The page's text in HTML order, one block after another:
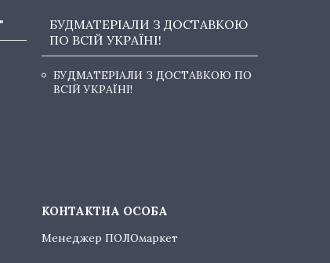
БУДМАТЕРІАЛИ З ДОСТАВКОЮ
ПО ВСІЙ УКРАЇНІ!
БУДМАТЕРІАЛИ З ДОСТАВКОЮ ПО
ВСІЙ УКРАЇНІ!
Менеджер ПОЛОмаркет